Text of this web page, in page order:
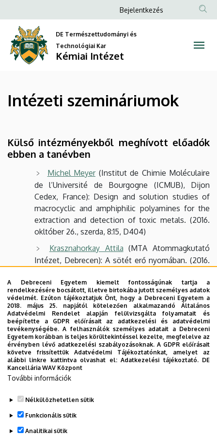
szemináriumok
Kémiai
Intézet
a
tartalomra
Anonim
fiók
menüje
Bejelentkezés
DE Természettudományi és
Technológiai Kar
Kémiai Intézet
Intézeti szemináriumok
Külső intézményekből meghívott előadók
ebben a tanévben
Michel Meyer(Institut de Chimie Moléculaire
de l’Université de Bourgogne (ICMUB), Dijon
Cedex, France): Design and solution studies of
macrocyclic and amphiphilic polyamines for the
extraction and detection of toxic metals. (2016.
okltóber 26., szerda, 8:15, D404)
Krasznahorkay Attila (MTA Atommagkutató
Intézet, Debrecen): A sötét erő nyomában. (2016.
Prof. Janet R. MorrowUniversity of Buffalo,
State University of New York, Amherst, USA
Transition metal ion based MRI contrast agents
(2016. szeptember 2., péntek, 9:00, D404)
Dr. Péter LászlóMTA Wigner Fizikai
Kutatóközpont Régi módszer új szerepben:
Elektrokémiai fémleválasztás nanométeres
méretskálán. (2016. május 19., csütörtök, 14-15.30
Legutóbbi frissítés: 2023. 06. 27. 13:19
A Debreceni Egyetem kiemelt fontosságúnak tartja a
rendelkezésére bocsátott, illetve birtokába jutott személyes adatok
védelmét. Ezúton tájékoztatjuk Önt, hogy a Debreceni Egyetem a
2018. május 25. napjától kötelezően alkalmazandó Általános
Adatvédelmi Rendelet alapján felülvizsgálta folyamatait és
beépítette a GDPR előírásait az adatkezelési és adatvédelmi
tevékenységébe. A felhasználók személyes adatait a Debreceni
Egyetem korábban is teljes körültekintéssel kezelte, megfelelve az
érvényben lévő adatkezelési szabályozásoknak. A GDPR előírásait
követve frissítettük Adatvédelmi Tájékoztatónkat, amelyet az
alábbi linkre kattintva olvashat el:Adatkezelési tájékoztató. DE
Kancellária WAV Központ
További információk
Nélkülözhetetlen sütik
Funkcionális sütik
Analitikai sütik